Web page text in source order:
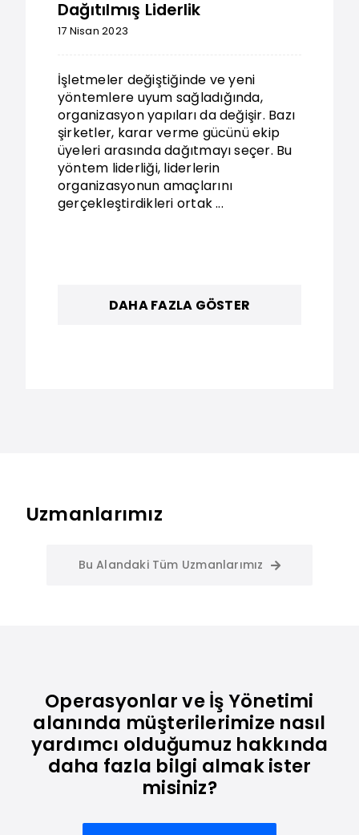
Dağıtılmış Liderlik
17 Nisan 2023
İşletmeler değiştiğinde ve yeni
yöntemlere uyum sağladığında,
organizasyon yapıları da değişir. Bazı
şirketler, karar verme gücünü ekip
üyeleri arasında dağıtmayı seçer. Bu
yöntem liderliği, liderlerin
organizasyonun amaçlarını
gerçekleştirdikleri ortak ...
DAHA FAZLA GÖSTER
Uzmanlarımız
Bu Alandaki Tüm Uzmanlarımız
Operasyonlar ve İş Yönetimi
alanında müşterilerimize nasıl
yardımcı olduğumuz hakkında
daha fazla bilgi almak ister
misiniz?